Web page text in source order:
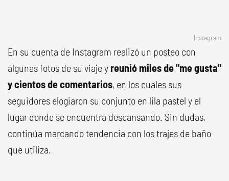
Instagram
En su cuenta de Instagram realizó un posteo con
algunas fotos de su viaje y reunió miles de "me gusta"
y cientos de comentarios, en los cuales sus
seguidores elogiaron su conjunto en lila pastel y el
lugar donde se encuentra descansando. Sin dudas,
continúa marcando tendencia con los trajes de baño
que utiliza.